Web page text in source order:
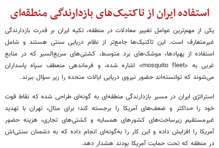
استفاده ایران از تاکتیک‌های بازدارندگی منطقه‌ای
یکی از مهم‌ترین عوامل تغییر معادلات در منطقه، تکیه ایران بر قدرت بازدارندگی
غیرمتعارف است. این تاکتیک‌ها جامع‌تر از نظام دریایی سنتی هستند و شامل
استفاده از پهپادها، موشک‌های برد متوسط، کشتی‌های سریع‌السیر که در منابع
غربی به «mosquito fleet» اشاره شده، و فرماندهی منعطف سپاه پاسداران
می‌شوند که توانسته‌اند حضور نیروی دریایی ایالات متحده را زیر سؤال ببرند.
استراتژی ایران در مسیر بازدارندگی منطقه‌ای به گونه‌ای طراحی شده که نقاط قوت
خود را حداکثر و ضعف‌های آمریکا را برجسته کند؛ برای مثال، تهران با تهدید
غیرمستقیم زیرساخت‌های کشورهای همسایه و کشتی‌های تجاری، هزینه حضور
آمریکا را افزایش داده و این کار را به‌گونه‌ای انجام داده که به دشمنان سنتی‌اش
در منطقه که تحت حمایت آمریکا بودند هشدار دهد.